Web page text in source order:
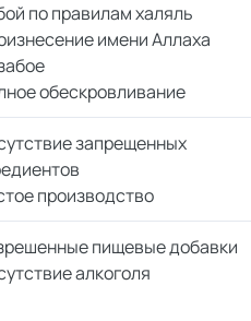
по правилам халяль
имени Аллаха
обескровливание
запрещенных
производство
пищевые добавки
алкоголя